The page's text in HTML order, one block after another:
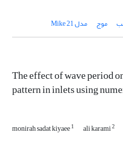
موج مدل Mike 21
The effect of wave period
pattern in inlets using
monirah sadat kiyaee1 ali karami2